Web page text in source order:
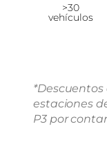
>30
vehículos
estaciones
P3 por